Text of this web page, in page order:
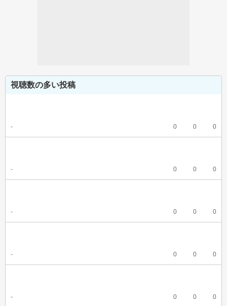
視聴数の多い投稿
- 0 0 0
- 0 0 0
- 0 0 0
- 0 0 0
- 0 0 0